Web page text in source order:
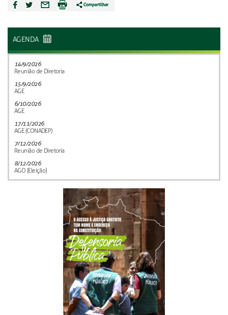
AGENDA
14/9/2026
Reunião de Diretoria
15/9/2026
AGE
6/10/2026
AGE
17/11/2026
AGE (CONADEP)
7/12/2026
Reunião de Diretoria
8/12/2026
AGO (Eleição)